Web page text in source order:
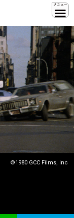
©1980 GCC Films, Inc